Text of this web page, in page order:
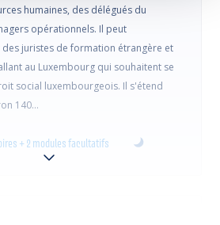
humaines, des délégués du
opérationnels. Il peut
juristes de formation étrangère et
au Luxembourg qui souhaitent se
social luxembourgeois. Il s'étend
140…
+ 2 modules facultatifs